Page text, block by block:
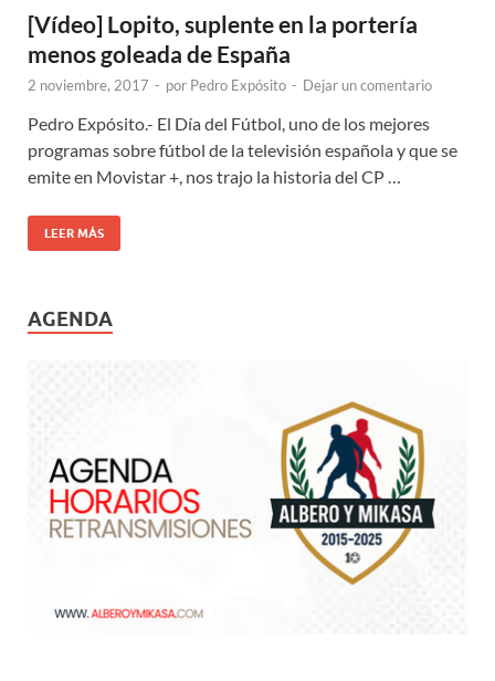
[Vídeo] Lopito, suplente en la portería
menos goleada de España
2 noviembre, 2017 - por Pedro Expósito - Dejar un comentario
Pedro Expósito.- El Día del Fútbol, uno de los mejores
programas sobre fútbol de la televisión española y que se
emite en Movistar +, nos trajo la historia del CP …
LEER MÁS
AGENDA